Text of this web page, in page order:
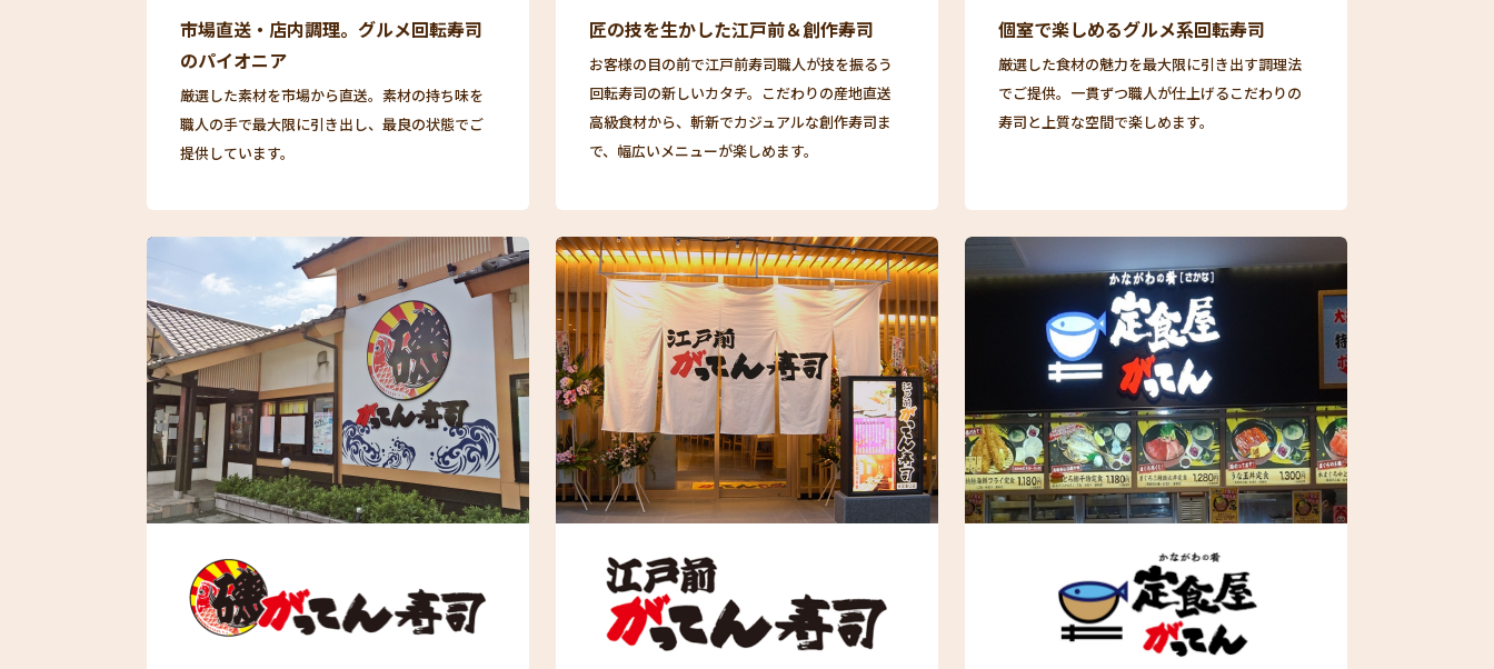
市場直送・店内調理。グルメ回転寿司
のパイオニア
厳選した素材を市場から直送。素材の持ち味を
職人の手で最大限に引き出し、最良の状態でご
提供しています。
匠の技を生かした江戸前＆創作寿司
お客様の目の前で江戸前寿司職人が技を振るう
回転寿司の新しいカタチ。こだわりの産地直送
高級食材から、斬新でカジュアルな創作寿司ま
で、幅広いメニューが楽しめます。
個室で楽しめるグルメ系回転寿司
厳選した食材の魅力を最大限に引き出す調理法
でご提供。一貫ずつ職人が仕上げるこだわりの
寿司と上質な空間で楽しめます。